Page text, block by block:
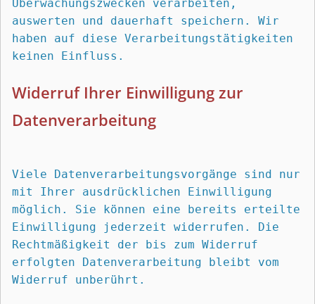
Überwachungszwecken verarbeiten,
auswerten und dauerhaft speichern. Wir
haben auf diese Verarbeitungstätigkeiten
keinen Einfluss.
Widerruf Ihrer Einwilligung zur
Datenverarbeitung
Viele Datenverarbeitungsvorgänge sind nur
mit Ihrer ausdrücklichen Einwilligung
möglich. Sie können eine bereits erteilte
Einwilligung jederzeit widerrufen. Die
Rechtmäßigkeit der bis zum Widerruf
erfolgten Datenverarbeitung bleibt vom
Widerruf unberührt.